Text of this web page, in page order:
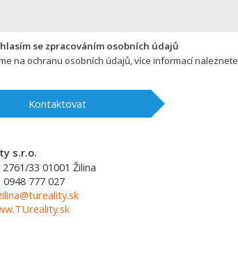
se zpracováním osobních údajů
na ochranu osobních údajů, více informací naleznete
Kontaktovat
s.r.o.
33 01001 Žilina
0948 777 027